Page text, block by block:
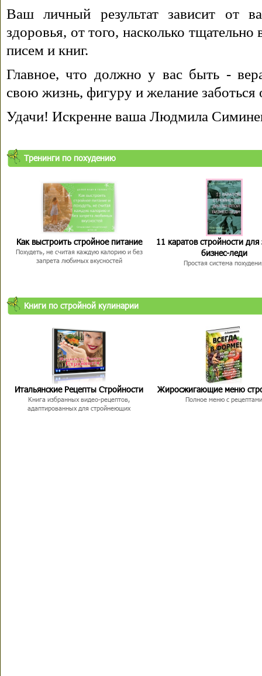
Ваш личный результат зависит от
здоровья, от того, насколько
писем и книг.
Главное, что должно у вас быть -
свою жизнь, фигуру и желание заботься
Удачи! Искренне ваша Людмила
Тренинги по похудению
Как выстроить стройное питание
Похудеть, не считая каждую калорию и без
запрета любимых вкусностей
11 каратов стройности для
бизнес-леди
Простая система
Книги по стройной кулинарии
Итальянские Рецепты Стройности
Книга избранных видео-рецептов,
адаптированных для стройнеющих
Жиросжигающие меню
Полное меню с рецептами